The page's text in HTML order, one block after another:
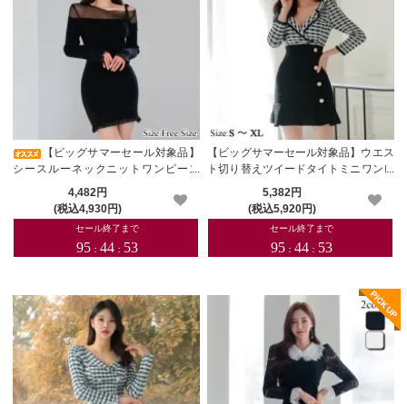
【ビッグサマーセール対象品】
シースルーネックニットワンピース
(キャバドレス・CABARETDRESS)
4,482円
(税込4,930円)
【ビッグサマーセール対象品】ウエス
ト切り替えツイードタイトミニワンピ
ース(キャバドレス・CABARETDRES
5,382円
(税込5,920円)